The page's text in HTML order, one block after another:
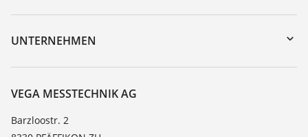
DTM Collection/PACTware
Geräterücksendung
Trainings
TeamViewer
UNTERNEHMEN
Über VEGA
Kontakt
News
VEGA MESSTECHNIK AG
Barzloostr. 2